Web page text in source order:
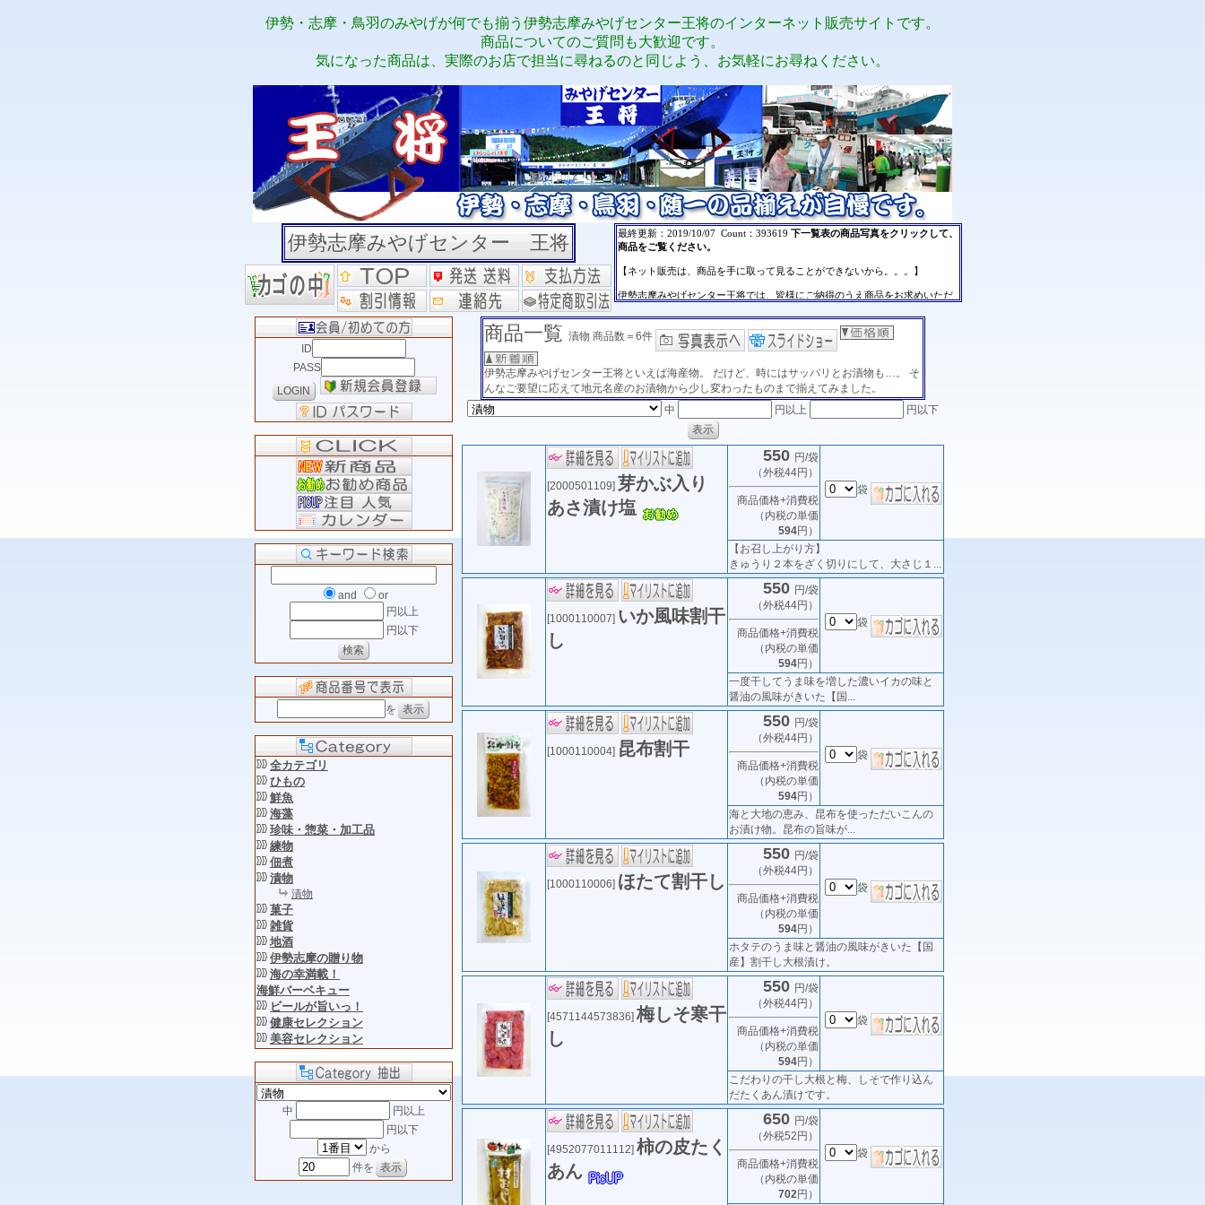
伊勢・志摩・鳥羽のみやげが何でも揃う伊勢志摩みやげセンター王将のインターネット販売サイトです。
商品についてのご質問も大歓迎です。
気になった商品は、実際のお店で担当に尋ねるのと同じよう、お気軽にお尋ねください。
伊勢志摩みやげセンター 王将
ID
PASS
and
or
円以上
円以下
を
全カテゴリ
ひもの
鮮魚
海藻
珍味・惣菜・加工品
練物
佃煮
漬物
漬物
菓子
雑貨
地酒
伊勢志摩の贈り物
海の幸満載！
海鮮バーベキュー
ビールが旨いっ！
健康セレクション
美容セレクション
中
円以上
円以下
から
件を
商品一覧 漬物 商品数＝6件
伊勢志摩みやげセンター王将といえば海産物。 だけど、時にはサッパリとお漬物も…。 そ
んなご要望に応えて地元名産のお漬物から少し変わったものまで揃えてみました。
中
円以上 円以下
[2000501109] 芽かぶ入り
あさ漬け塩
550 円/袋
（外税44円）
商品価格+消費税
（内税の単価
594円）
袋
【お召し上がり方】
きゅうり２本をざく切りにして、大さじ１...
[1000110007] いか風味割干
し
550 円/袋
（外税44円）
商品価格+消費税
（内税の単価
594円）
袋
一度干してうま味を増した濃いイカの味と
醤油の風味がきいた【国...
[1000110004] 昆布割干
550 円/袋
（外税44円）
商品価格+消費税
（内税の単価
594円）
袋
海と大地の恵み、昆布を使っただいこんの
お漬け物。昆布の旨味が...
[1000110006] ほたて割干し
550 円/袋
（外税44円）
商品価格+消費税
（内税の単価
594円）
袋
ホタテのうま味と醤油の風味がきいた【国
産】割干し大根漬け。
[4571144573836] 梅しそ寒干
し
550 円/袋
（外税44円）
商品価格+消費税
（内税の単価
594円）
袋
こだわりの干し大根と梅、しそで作り込ん
だたくあん漬けです。
[4952077011112] 柿の皮たく
あん
650 円/袋
（外税52円）
商品価格+消費税
（内税の単価
702円）
袋